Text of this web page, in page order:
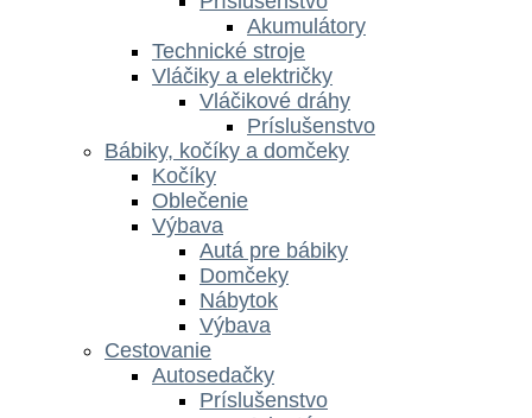
Akumulátory
Technické stroje
Vláčiky a električky
Vláčikové dráhy
Príslušenstvo
Bábiky, kočíky a domčeky
Kočíky
Oblečenie
Výbava
Autá pre bábiky
Domčeky
Nábytok
Výbava
Cestovanie
Autosedačky
Príslušenstvo